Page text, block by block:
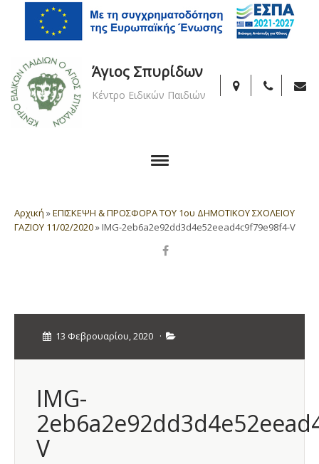
Άγιος Σπυρίδων
Κέντρο Ειδικών Παιδιών
Αρχική »ΕΠΙΣΚΕΨΗ & ΠΡΟΣΦΟΡΑ ΤΟΥ 1ου ΔΗΜΟΤΙΚΟΥ ΣΧΟΛΕΙΟΥ
ΓΑΖΙΟΥ 11/02/2020»IMG-2eb6a2e92dd3d4e52eead4c9f79e98f4-V
13 Φεβρουαρίου, 2020 ·
IMG-
V